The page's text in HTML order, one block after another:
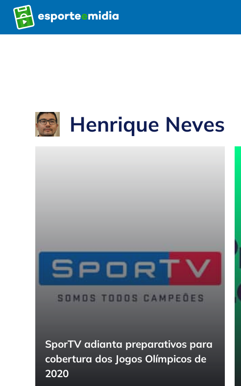
Pular
para
o
Henrique Neves
SporTV adianta preparativos para
cobertura dos Jogos Olímpicos de
2020